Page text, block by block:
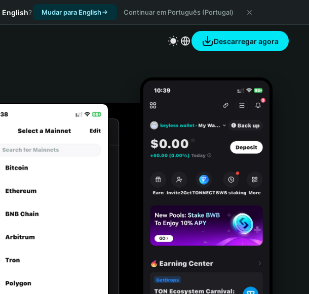
English? Mudar para English Continuar em Português (Portugal)
Descarregar agora